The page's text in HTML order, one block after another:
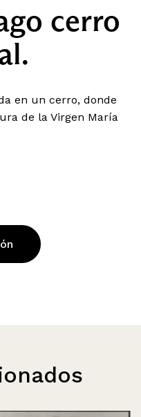
cerro
en un cerro, donde
de la Virgen María